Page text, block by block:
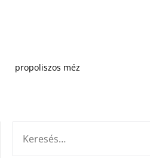
propoliszos méz